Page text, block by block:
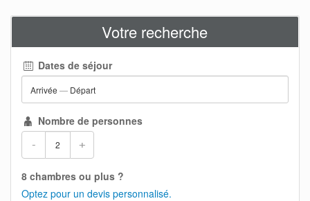
Votre recherche
Dates de séjour
Arrivée — Départ
Nombre de personnes
- +
8 chambres ou plus ?
Optez pour un devis personnalisé.